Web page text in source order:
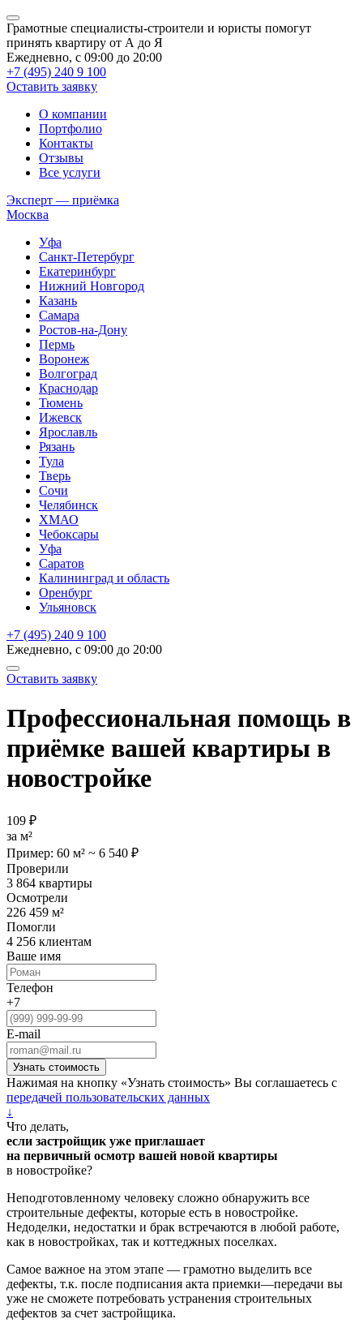
Грамотные специалисты-строители и юристы помогут
принять квартиру от А до Я
Ежедневно, с 09:00 до 20:00
+7 (495) 240 9 100
Оставить заявку
О компании
Портфолио
Контакты
Отзывы
Все услуги
Эксперт — приёмка
Москва
Уфа
Санкт-Петербург
Екатеринбург
Нижний Новгород
Казань
Самара
Ростов-на-Дону
Пермь
Воронеж
Волгоград
Краснодар
Тюмень
Ижевск
Ярославль
Рязань
Тула
Тверь
Сочи
Челябинск
ХМАО
Чебоксары
Уфа
Саратов
Калининград и область
Оренбург
Ульяновск
+7 (495) 240 9 100
Ежедневно, с 09:00 до 20:00
Оставить заявку
Профессиональная помощь в
приёмке вашей квартиры в
новостройке
109 ₽
за м²
Пример: 60 м² ~ 6 540 ₽
Проверили
3 864 квартиры
Осмотрели
226 459 м²
Помогли
4 256 клиентам
Ваше имя
Телефон
+7
E-mail
Нажимая на кнопку «Узнать стоимость» Вы соглашаетесь с
передачей пользовательских данных
↓
Что делать,
если застройщик уже приглашает
на первичный осмотр вашей новой квартиры
в новостройке?
Неподготовленному человеку сложно обнаружить все
строительные дефекты, которые есть в новостройке.
Недоделки, недостатки и брак встречаются в любой работе,
как в новостройках, так и коттеджных поселках.
Самое важное на этом этапе — грамотно выделить все
дефекты, т.к. после подписания акта приемки—передачи вы
уже не сможете потребовать устранения строительных
дефектов за счет застройщика.